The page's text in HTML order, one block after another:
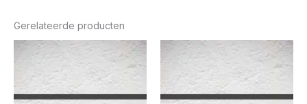
Gerelateerde producten